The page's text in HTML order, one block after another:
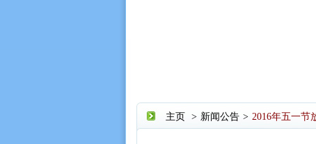
主页 > 新闻公告 > 2016年五一节